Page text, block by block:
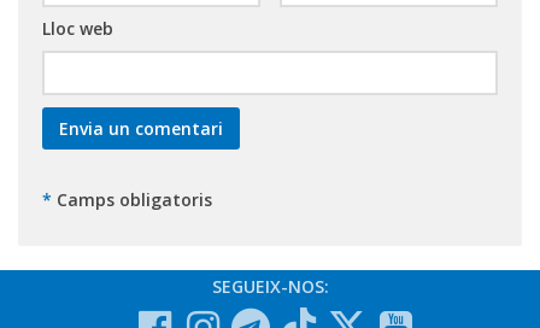
Lloc web
* Camps obligatoris
SEGUEIX-NOS: